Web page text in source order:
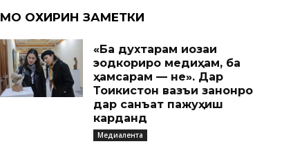
МО ОХИРИН ЗАМЕТКИ
«Ба духтарам иҷозаи
эҷодкориро медиҳам, ба
ҳамсарам — не». Дар
Тоҷикистон вазъи занонро
дар санъат пажуҳиш
карданд
Медиалента